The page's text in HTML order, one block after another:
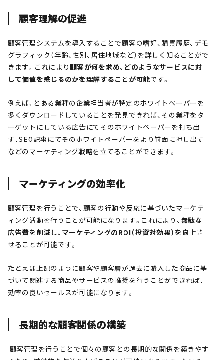
顧客理解の促進
顧客管理システムを導入することで顧客の嗜好、購買履歴、デモ
グラフィック（年齢、性別、居住地域など）を詳しく知ることがで
きます。これにより顧客が何を求め、どのようなサービスに対
して価値を感じるのかを理解することが可能です。
例えば、とある業種の企業担当者が特定のホワイトペーパーを
多くダウンロードしていることを発見できれば、その業種をタ
ーゲットにしている広告にてそのホワイトペーパーを打ち出
す、SEO記事にてそのホワイトペーパーをより前面に押し出す
などのマーケティング戦略を立てることができます。
マーケティングの効率化
顧客管理を行うことで、顧客の行動や反応に基づいたマーケテ
ィング活動を行うことが可能になります。これにより、 無駄な
広告費を削減し、マーケティングのROI（投資対効果）を向上さ
せることが可能です。
たとえば上記のように顧客や顧客層が過去に購入した商品に基
づいて関連する商品やサービスの推奨を行うことができれば、
効率の良いセールスが可能になります。
長期的な顧客関係の構築
顧客管理を行うことで個々の顧客との長期的な関係を築きやす